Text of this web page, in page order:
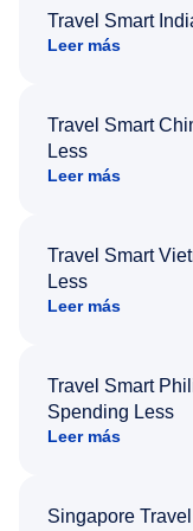
Travel Smart
Leer más
Travel Smart
Less
Leer más
Travel Smart
Less
Leer más
Travel Smart
Spending Less
Leer más
Singapore